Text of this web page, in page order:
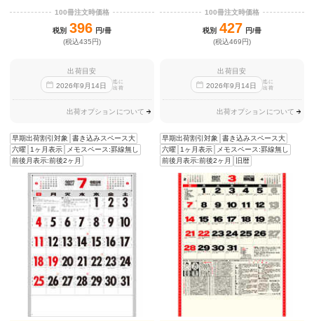
100冊注文時価格
税別 396 円/冊
(税込435円)
出荷目安
2026年9 月 14日
迄に
出荷
出荷オプションについて
早期出荷割引対象
書き込みスペース大
六曜
1ヶ月表示
メモスペース:罫線無し
前後月表示:前後2ヶ月
100冊注文時価格
税別 427 円/冊
(税込469円)
出荷目安
2026年9 月 14日
迄に
出荷
出荷オプションについて
早期出荷割引対象
書き込みスペース大
六曜
1ヶ月表示
メモスペース:罫線無し
前後月表示:前後2ヶ月
旧暦